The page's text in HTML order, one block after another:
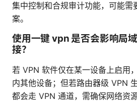
集中控制和合规审计功能，可能需
案。
使用一键 vpn 是否会影响局
接？
若 VPN 软件仅在某一设备上启用
内其他设备；但若路由器级 VPN
都会走 VPN 通道，需确保网络资